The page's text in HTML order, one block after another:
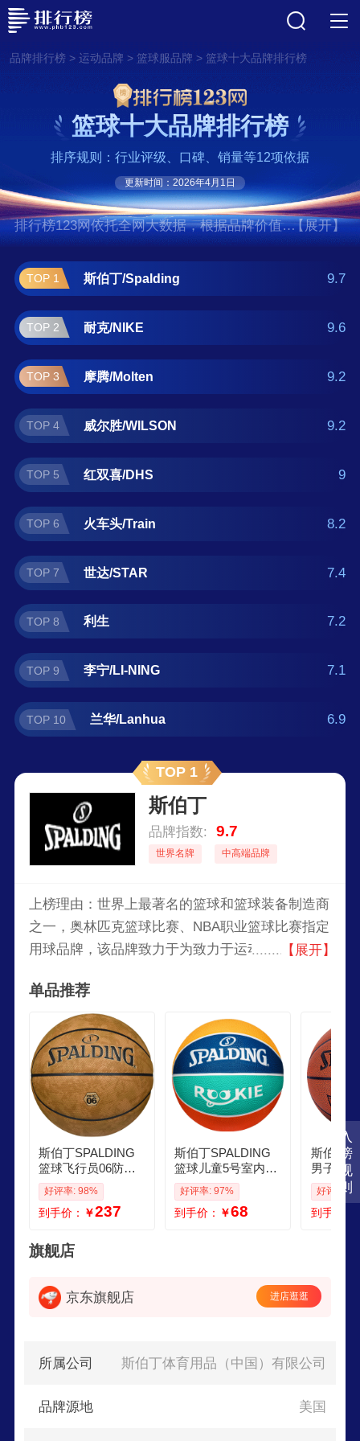
品牌排行榜> 运动品牌 > 篮球服品牌 > 篮球十大品牌排行榜
入
榜
规
则
篮球十大品牌排行榜
排序规则：行业评级、口碑、销量等12项依据
更新时间：2026年4月1日
排行榜123网依托全网大数据，根据品牌价值、
口碑评价等多项指数评选出了篮球十大品牌排
行榜,前十名分别是斯伯丁/Spalding、耐
克/NIKE、摩腾/Molten、威尔胜/WILSON、红
双喜/DHS、火车头/Train、世达/STAR、利生、
李宁/LI-NING、兰华/Lanhua。如果您正在查找
篮球什么牌子好？那么本篮球十大品牌榜单可
供您作为选购参考，我们致力于用最真实的用
户数据推荐口碑最好的篮球品牌，让您选得放
心。(榜单每月更新一次)
【展开】
TOP 1 斯伯丁/Spalding 9.7
TOP 2 耐克/NIKE 9.6
TOP 3 摩腾/Molten 9.2
TOP 4 威尔胜/WILSON 9.2
TOP 5 红双喜/DHS 9
TOP 6 火车头/Train 8.2
TOP 7 世达/STAR 7.4
TOP 8 利生 7.2
TOP 9 李宁/LI-NING 7.1
TOP 10 兰华/Lanhua 6.9
TOP 1
斯伯丁
品牌指数: 9.7
世界名牌 中高端品牌
上榜理由：世界上最著名的篮球和篮球装备制造商
之一，奥林匹克篮球比赛、NBA职业篮球比赛指定
用球品牌，该品牌致力于为致力于运动员提供运动
系，还与全球各地超过55个体育联赛与联盟达成伙
伴合作关系。
【展开】
单品推荐
斯伯丁SPALDING
篮球飞行员06防尘
吸湿十字型颗粒PU
皮室内外通用7号成
人青少年
好评率: 98%
到手价： ￥237
斯伯丁SPALDING
篮球儿童5号室内外
通用耐磨防滑五号
青少年学生幼儿室
内外通用
好评率: 97%
到手价： ￥68
斯伯丁
男子青
球室内
送男友
必备
好评率:
到手价：
旗舰店
京东旗舰店 进店逛逛
所属公司 斯伯丁体育用品（中国）有限公司
品牌源地 美国